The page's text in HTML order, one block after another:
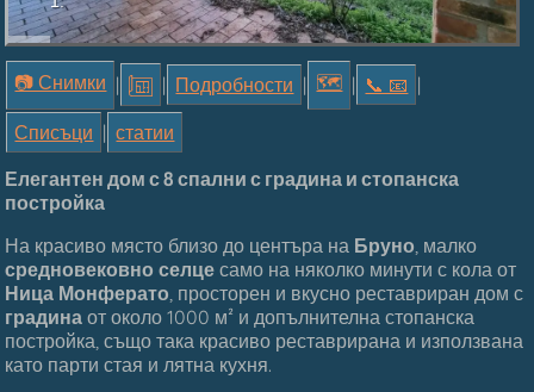
📷 Снимки | | Подробности | 🗺 | 📞︎ 📧 |
Списъци | статии
Елегантен дом с 8 спални с градина и стопанска
постройка
На красиво място близо до центъра на Бруно , малко
средновековно селце само на няколко минути с кола от
Ница Монферато , просторен и вкусно реставриран дом с
градина от около 1000 м² и допълнителна стопанска
постройка, също така красиво реставрирана и използвана
като парти стая и лятна кухня.